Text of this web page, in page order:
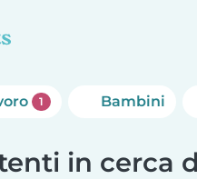
1 Bambini
in cerca